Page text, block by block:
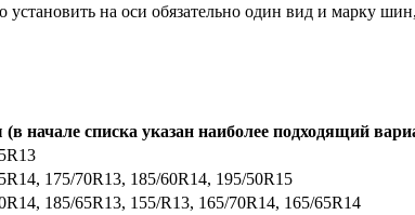
на оси обязательно один вид и марку
начале списка указан наиболее подходящий
175/70R13, 185/60R14, 195/50R15
185/65R13, 155/R13, 165/70R14, 165/65R14